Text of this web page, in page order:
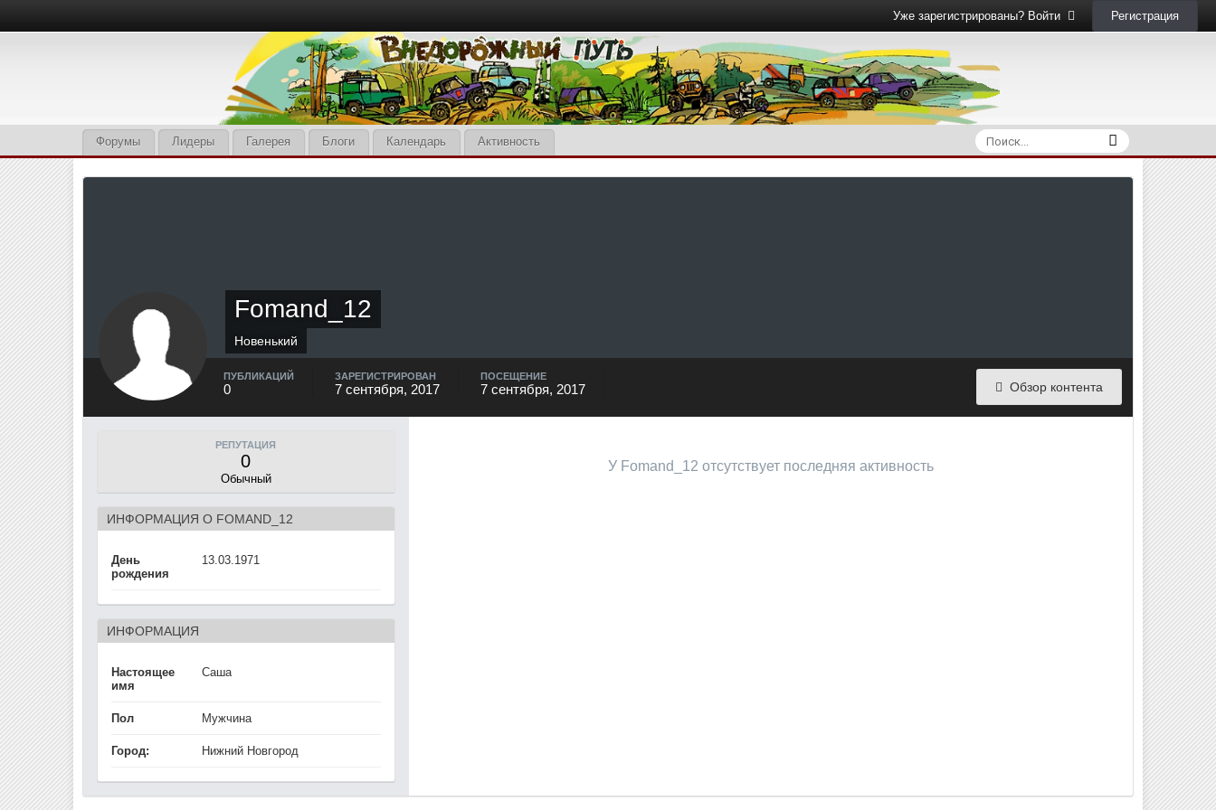
Уже зарегистрированы? Войти Регистрация
Форумы Лидеры Галерея Блоги Календарь Активность
Fomand_12
Новенький
Обзор контента
ПУБЛИКАЦИЙ
0
ЗАРЕГИСТРИРОВАН
7 сентября, 2017
ПОСЕЩЕНИЕ
7 сентября, 2017
РЕПУТАЦИЯ
0
Обычный
ИНФОРМАЦИЯ О FOMAND_12
День
рождения
13.03.1971
ИНФОРМАЦИЯ
Настоящее
имя
Саша
Пол Мужчина
Город: Нижний Новгород
У Fomand_12 отсутствует последняя активность